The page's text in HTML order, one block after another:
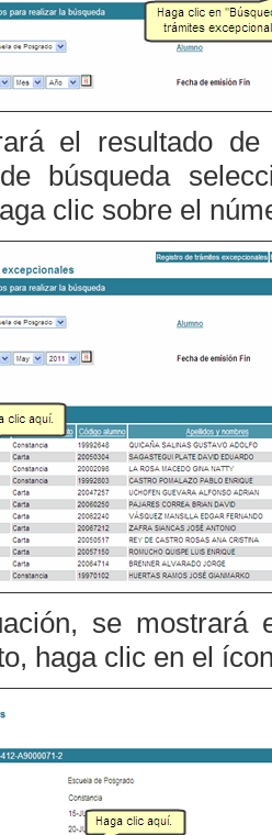
el resultado
búsqueda
clic sobre el
se mostrará
haga clic en el